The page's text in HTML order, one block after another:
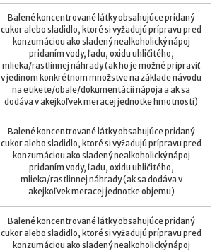
Balené koncentrované látky obsahujúce pridaný
cukor alebo sladidlo, ktoré si vyžadujú prípravu pred
konzumáciou ako sladený nealkoholický nápoj
pridaním vody, ľadu, oxidu uhličitého,
mlieka/rastlinnej náhrady (ak ho je možné pripraviť
v jedinom konkrétnom množstve na základe návodu
na etikete/obale/dokumentácii nápoja a ak sa
dodáva v akejkoľvek meracej jednotke hmotnosti)
Balené koncentrované látky obsahujúce pridaný
cukor alebo sladidlo, ktoré si vyžadujú prípravu pred
konzumáciou ako sladený nealkoholický nápoj
pridaním vody, ľadu, oxidu uhličitého,
mlieka/rastlinnej náhrady (ak sa dodáva v
akejkoľvek meracej jednotke objemu)
Balené koncentrované látky obsahujúce pridaný
cukor alebo sladidlo, ktoré si vyžadujú prípravu pred
konzumáciou ako sladený nealkoholický nápoj